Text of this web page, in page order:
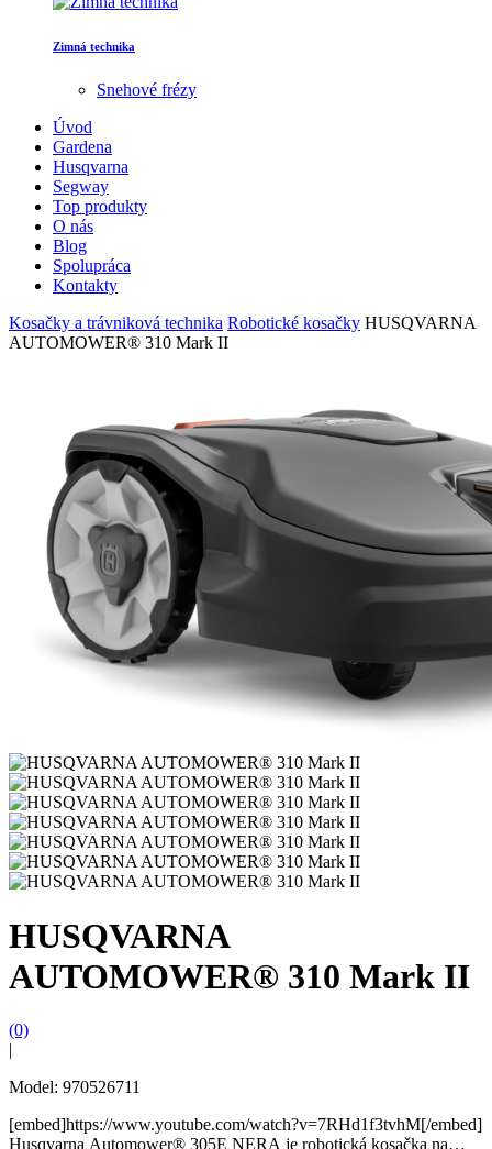
Zimná technika
Snehové frézy
Úvod
Gardena
Husqvarna
Segway
Top produkty
O nás
Blog
Spolupráca
Kontakty
Kosačky a trávniková technika Robotické kosačky HUSQVARNA
AUTOMOWER® 310 Mark II
HUSQVARNA
AUTOMOWER® 310 Mark II
(0)
|
Model: 970526711
[embed]https://www.youtube.com/watch?v=7RHd1f3tvhM[/embed]
Husqvarna Automower® 305E NERA je robotická kosačka na